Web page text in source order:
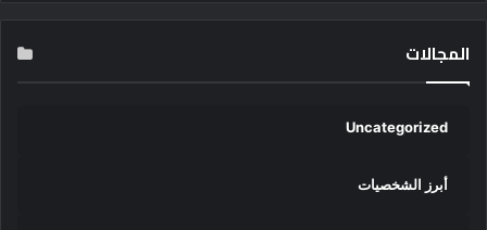
المجالات
Uncategorized
أبرز الشخصيات